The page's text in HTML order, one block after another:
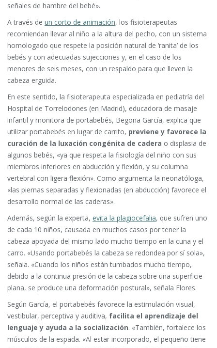
señales de hambre del bebé».
A través de un corto de animación, los fisioterapeutas
recomiendan llevar al niño a la altura del pecho, con un sistema
homologado que respete la posición natural de ‘ranita’ de los
bebés y con adecuadas sujecciones y, en el caso de los
menores de seis meses, con un respaldo para que lleven la
cabeza erguida.
En este sentido, la fisioterapeuta especializada en pediatría del
Hospital de Torrelodones (en Madrid), educadora de masaje
infantil y monitora de portabebés, Begoña García, explica que
utilizar portabebés en lugar de carrito, previene y favorece la
curación de la luxación congénita de cadera o displasia de
algunos bebés, «ya que respeta la fisiología del niño con sus
miembros inferiores en abducción y flexión, y su columna
vertebral con ligera flexión». Como argumenta la neonatóloga,
«las piernas separadas y flexionadas (en abducción) favorece el
desarrollo normal de las caderas».
Además, según la experta, evita la plagiocefalia, que sufren uno
de cada 10 niños, causada en muchos casos por tener la
cabeza apoyada del mismo lado mucho tiempo en la cuna y el
carro. «Usando portabebés la cabeza se redondea por sí sola»,
señala. «Cuando los niños están tumbados mucho tiempo,
debido a la continua presión de la cabeza sobre una superficie
plana, se produce una deformación postural», señala Flores.
Según García, el portabebés favorece la estimulación visual,
vestibular, perceptiva y auditiva, facilita el aprendizaje del
lenguaje y ayuda a la socialización. «También, fortalece los
músculos de la espada. «Al estar incorporado, el pequeño tiene